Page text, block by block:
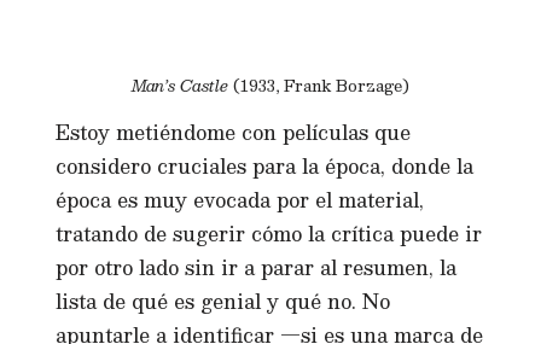
Man’s Castle(1933, Frank Borzage)
Estoy metiéndome con películas que
considero cruciales para la época, donde la
época es muy evocada por el material,
tratando de sugerir cómo la crítica puede ir
por otro lado sin ir a parar al resumen, la
lista de qué es genial y qué no. No
apuntarle a identificar —si es una marca de